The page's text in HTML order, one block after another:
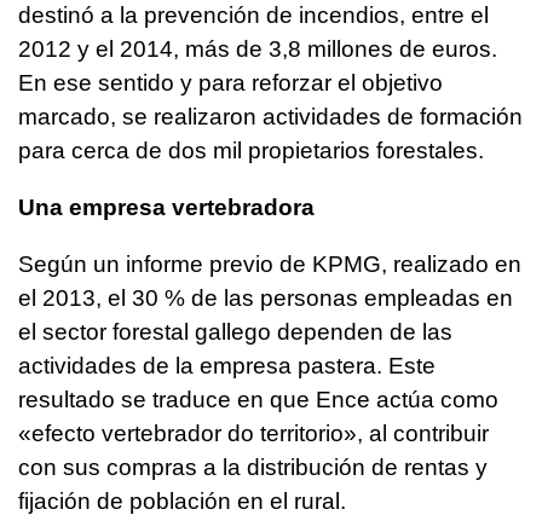
destinó a la prevención de incendios, entre el
2012 y el 2014, más de 3,8 millones de euros.
En ese sentido y para reforzar el objetivo
marcado, se realizaron actividades de formación
para cerca de dos mil propietarios forestales.
Una empresa vertebradora
Según un informe previo de KPMG, realizado en
el 2013, el 30 % de las personas empleadas en
el sector forestal gallego dependen de las
actividades de la empresa pastera. Este
resultado se traduce en que Ence actúa como
«efecto vertebrador do territorio», al contribuir
con sus compras a la distribución de rentas y
fijación de población en el rural.